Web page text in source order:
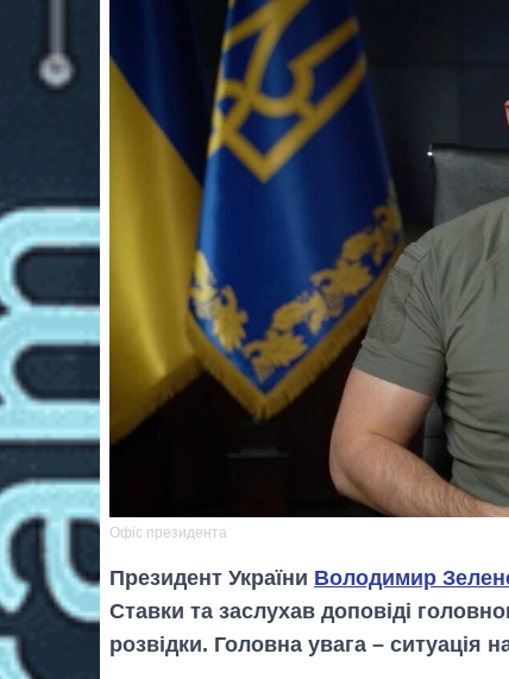
Офіс президента
Президент України Володимир
Ставки та заслухав доповіді
розвідки. Головна увага – ситуація